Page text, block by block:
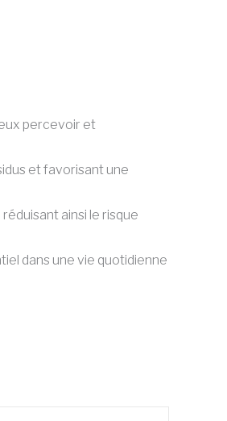
percevoir et
et favorisant une
ainsi le risque
dans une vie quotidienne